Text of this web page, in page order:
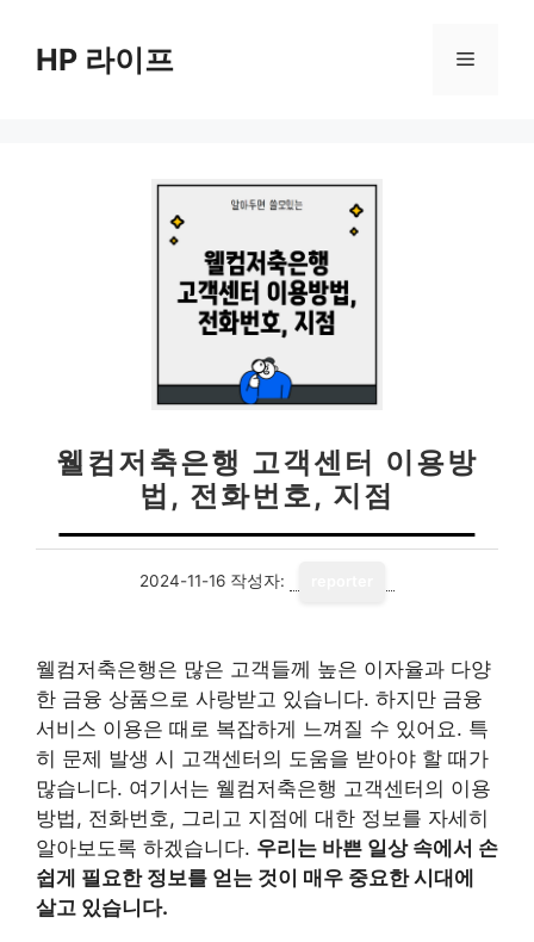
HP 라이프 메
웰컴저축은행 고객센터 이용방
법, 전화번호, 지점
2024-11-16 작성자:
웰컴저축은행은 많은 고객들께 높은 이자율과 다양
한 금융 상품으로 사랑받고 있습니다. 하지만 금융
서비스 이용은 때로 복잡하게 느껴질 수 있어요. 특
히 문제 발생 시 고객센터의 도움을 받아야 할 때가
많습니다. 여기서는 웰컴저축은행 고객센터의 이용
방법, 전화번호, 그리고 지점에 대한 정보를 자세히
알아보도록 하겠습니다. 우리는 바쁜 일상 속에서 손
쉽게 필요한 정보를 얻는 것이 매우 중요한 시대에
살고 있습니다.